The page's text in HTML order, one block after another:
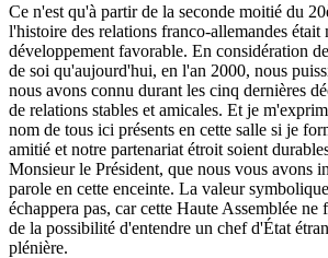
Ce n'est qu'à partir de la seconde moitié du
l'histoire des relations franco-allemandes était
développement favorable. En considération
de soi qu'aujourd'hui, en l'an 2000, nous
nous avons connu durant les cinq dernières
de relations stables et amicales. Et je
nom de tous ici présents en cette salle si je
amitié et notre partenariat étroit soient
Monsieur le Président, que nous vous avons
parole en cette enceinte. La valeur
échappera pas, car cette Haute Assemblée ne
de la possibilité d'entendre un chef d'État
plénière.